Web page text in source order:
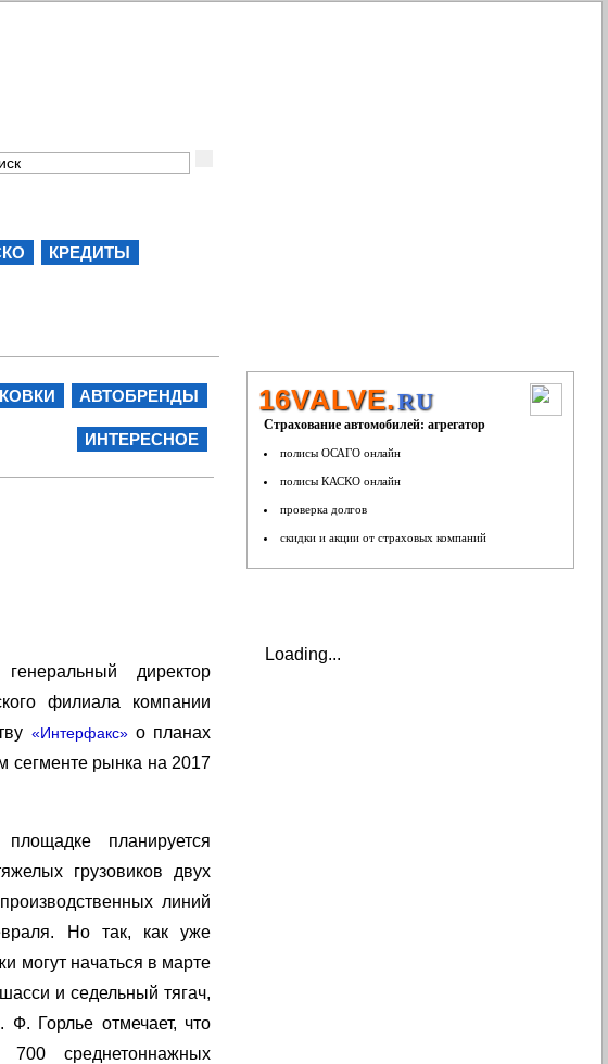
16VALVE.RU
Страхование автомобилей: агрегатор
полисы ОСАГО онлайн
полисы КАСКО онлайн
проверка долгов
скидки и акции от страховых компаний
КРЕДИТЫ
АВТОБРЕНДЫ
ИНТЕРЕСНОЕ
директор
филиала компании
«Интерфакс»о планах
сегменте рынка на 2017
планируется
грузовиков двух
линий
Но так, как уже
могут начаться в марте
и седельный тягач,
Горлье отмечает, что
700 среднетоннажных
Loading...